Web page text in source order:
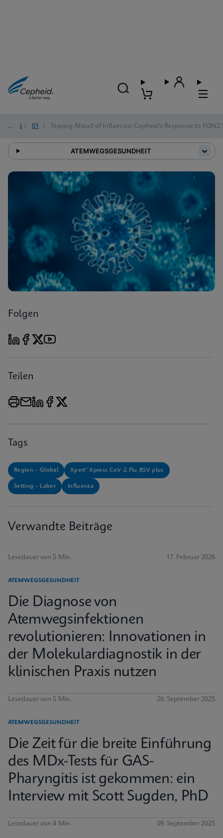
2026 / 01 / Staying Ahead of Influenza: Cepheid’s Response to H3N2
ATEMWEGSGESUNDHEIT
Folgen
Teilen
Tags
Region – Global Xpert® Xpress CoV-2_Flu_RSV plus
Setting – Labor Influenza
Verwandte Beiträge
Lesedauer von 5 Min. 17. Februar 2026
ATEMWEGSGESUNDHEIT
Die Diagnose von
Atemwegsinfektionen
revolutionieren: Innovationen in
der Molekulardiagnostik in der
klinischen Praxis nutzen
Lesedauer von 5 Min. 26. September 2025
ATEMWEGSGESUNDHEIT
Die Zeit für die breite Einführung
des MDx-Tests für GAS-
Pharyngitis ist gekommen: ein
Interview mit Scott Sugden, PhD
Lesedauer von 4 Min. 09. September 2025